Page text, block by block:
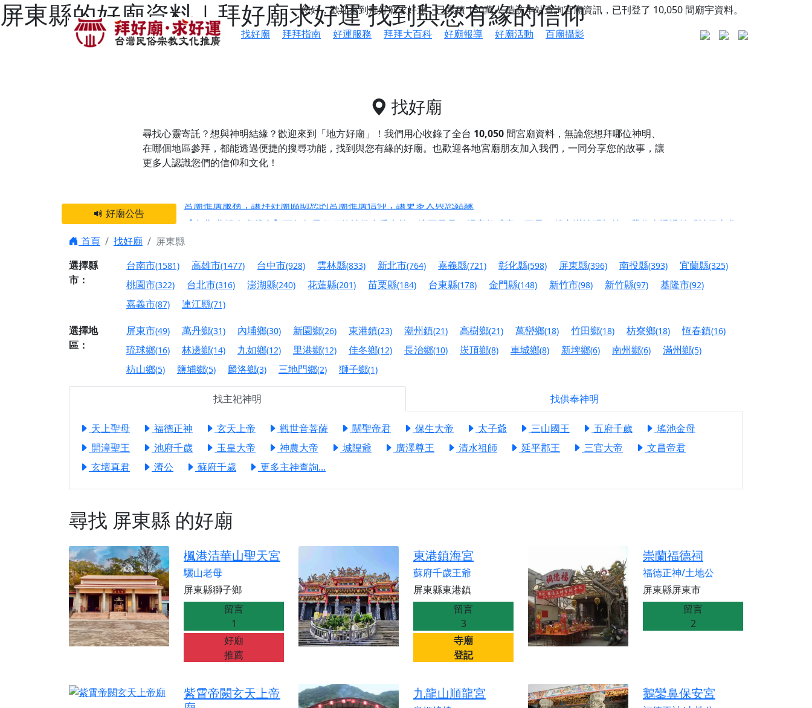
屏東縣的好廟資料｜拜好廟求好運 找到與您有緣的信仰
您好，歡迎來到拜好廟求好運，已累積150萬人造訪本站查詢宮廟資訊，已刊登了 10,050 間廟宇資料。
找好廟
拜拜指南 好運服務 拜拜大百科 好廟報導 好廟活動 百廟攝影
找好廟
尋找心靈寄託？想與神明結緣？歡迎來到「地方好廟」！我們用心收錄了全台 10,050 間宮廟資料，無論您想拜哪位神明、
在哪個地區參拜，都能透過便捷的搜尋功能，找到與您有緣的好廟。 也歡迎各地宮廟朋友加入我們，一同分享您的故事，讓
更多人認識您們的信仰和文化！
好廟公告
【台北 北投金虎爺會】丙午年最Chill的神級會香之旅，這不只是一場宗教盛事，更是一趟充滿神明加持、帶你走透透的「神級文化
【屏東縣獅子鄉 楓港清華山聖天宮】驪山母娘聖誕暨中元普渡大法會，誠邀十方善信大德，一同回到母娘慈悲座前，祈福納祥、慎
終追遠、廣植福田
【桃園市 桃園蓮華寺】盂蘭盆中元報恩法會，這場法會不只是超薦與普渡，更是一份對祖先的感恩、對親人的思念，也是為家人祈
【桃園龜山 慈恩宮】丙午年梁皇寶懺法會，一念虔誠禮寶懺，一分懺悔植福田，誠邀十方善信大德共同參與。
【新北貢寮 南極玉明殿】中元普渡大法會，誠摯歡迎十方善信大德隨喜贊普，為祖先親眷祈求安息，也為自身與家人累積福德、種
下善緣。
【桃園慈善宮(天公廟)】中元普渡交給專業的來，省時省力又積福！「玉皇大帝 大天尊」 親自坐鎮主法！幫你累積的功德福報自然
是「超級加倍」！
【台北北投 福慶宮】慶讚中元普渡法會，誠摯邀請十方善信大德，一同回到北投土地公埔，祈願闔家平安、地方祥和、福運綿長。
【桃園龜山 慈恩宮】瑤池金母聖誕祝壽盛典，邀請十方善信大德蒞臨參香祝壽，同沐母娘慈光，共祈平安吉祥
【桃園龜山 慈恩宮】丙午年慶讚中元普渡法會，正是讓我們用善念與功德，迴向冥陽兩利、闔家平安的殊勝因緣。
【新北八里 紫德宮】父親節奉茶感恩活動，一杯茶，一份心意；一句感謝，一生難忘。
【桃園新屋 深圳玄天宮】七娘媽聖誕祝壽慶典，誠摯邀請十方善信大德攜家帶眷前來參香，共同向七娘媽祝壽祈福
【桃園慈善宮(天公廟)】虎爺元帥 開光大典，祈求虎爺神威護持，庇佑闔家平安、財運亨通、事業順遂、百邪退散。
歡迎友廟長官、小編加入我們LINE官方帳號，讓我們協助您的廟宇推廣。
歡迎信眾分享您前往廟宇的參拜體驗，推廣您的信仰
首頁 找好廟
屏東縣
選擇縣
市：
台南市(1581) 高雄市(1477) 台中市(928) 雲林縣(833) 新北市(764) 嘉義縣(721) 彰化縣(598) 屏東縣(396) 南投縣(393) 宜蘭縣(325)
桃園市(322) 台北市(316) 澎湖縣(240) 花蓮縣(201) 苗栗縣(184) 台東縣(178) 金門縣(148) 新竹市(98) 新竹縣(97) 基隆市(92)
嘉義市(87) 連江縣(71)
選擇地
區：
屏東市(49) 萬丹鄉(31) 內埔鄉(30) 新園鄉(26) 東港鎮(23) 潮州鎮(21) 高樹鄉(21) 萬巒鄉(18) 竹田鄉(18) 枋寮鄉(18) 恆春鎮(16)
琉球鄉(16) 林邊鄉(14) 九如鄉(12) 里港鄉(12) 佳冬鄉(12) 長治鄉(10) 崁頂鄉(8) 車城鄉(8) 新埤鄉(6) 南州鄉(6) 滿州鄉(5)
枋山鄉(5) 鹽埔鄉(5) 麟洛鄉(3) 三地門鄉(2) 獅子鄉(1)
找主祀神明 找供奉神明
天上聖母 福德正神 玄天上帝 觀世音菩薩 關聖帝君 保生大帝 太子爺 三山國王 五府千歲
瑤池金母
開漳聖王
池府千歲 玉皇大帝 神農大帝 城隍爺 廣澤尊王 清水祖師 延平郡王 三官大帝
文昌帝君
玄壇真君
濟公 蘇府千歲 更多主神查詢...
尋找 屏東縣 的好廟
楓港清華山聖天宮
驪山老母
屏東縣獅子鄉
留言
1
好廟
推薦
東港鎮海宮
蘇府千歲王爺
屏東縣東港鎮
留言
3
寺廟
登記
崇蘭福德祠
福德正神/土地公
屏東縣屏東市
留言
2
紫霄帝闕玄天上帝
九龍山順龍宮 鵝鑾鼻保安宮